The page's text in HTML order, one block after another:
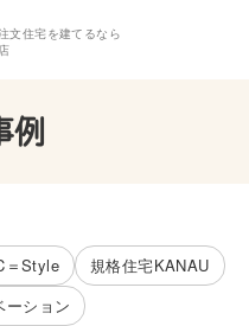
文住宅を建てるなら
例
＝Style
規格住宅KANAU
ーション